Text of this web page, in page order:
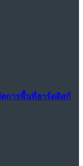
ดการพื้นที่ฮาร์ดดิสก์